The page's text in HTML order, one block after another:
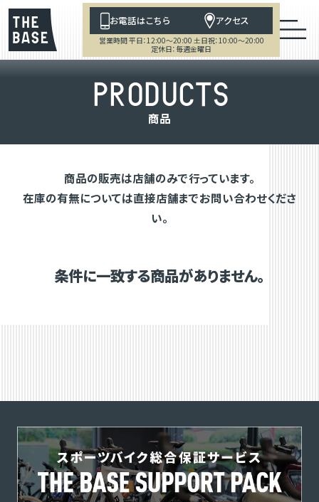
お電話はこちら アクセス
営業時間 平日：12:00～20:00 土日祝：10:00～20:00
定休日：毎週金曜日
PRODUCTS
商品
商品の販売は店舗のみで行っています。
在庫の有無については直接店舗までお問い合わせくださ
い。
条件に一致する商品がありません。